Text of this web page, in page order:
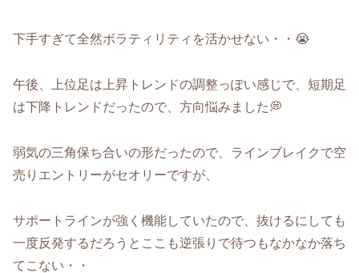
下手すぎて全然ボラティリティを活かせない・・😭
午後、上位足は上昇トレンドの調整っぽい感じで、短期足
は下降トレンドだったので、方向悩みました💭
弱気の三角保ち合いの形だったので、ラインブレイクで空
売りエントリーがセオリーですが、
サポートラインが強く機能していたので、抜けるにしても
一度反発するだろうとここも逆張りで待つもなかなか落ち
てこない・・